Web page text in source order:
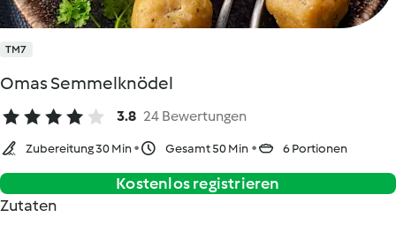
TM7
Omas Semmelknödel
3.8 24 Bewertungen
Zubereitung 30 Min Gesamt 50 Min 6 Portionen
Kostenlos registrieren
Zutaten